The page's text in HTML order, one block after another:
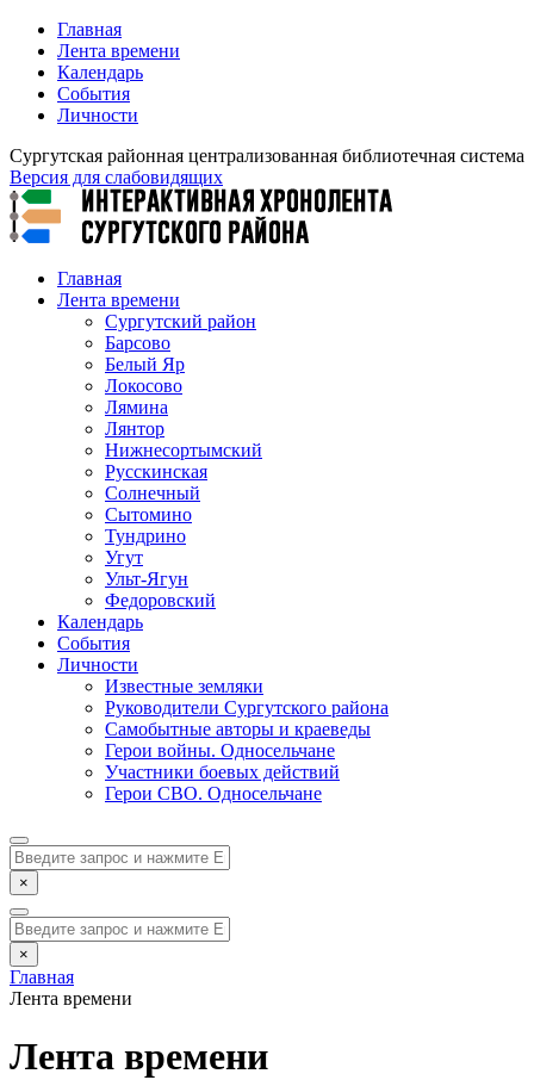
Главная
Лента времени
Календарь
События
Личности
Сургутская районная централизованная библиотечная система
Версия для слабовидящих
Главная
Лента времени
Сургутский район
Барсово
Белый Яр
Локосово
Лямина
Лянтор
Нижнесортымский
Русскинская
Солнечный
Сытомино
Тундрино
Угут
Ульт-Ягун
Федоровский
Календарь
События
Личности
Известные земляки
Руководители Сургутского района
Самобытные авторы и краеведы
Герои войны. Односельчане
Участники боевых действий
Герои СВО. Односельчане
×
×
Главная
Лента времени
Лента времени